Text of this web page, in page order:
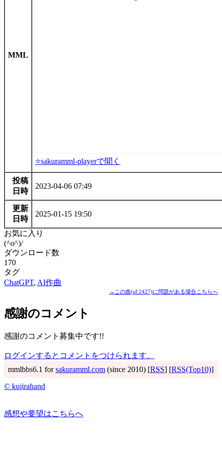
MML
⭐sakuramml-playerで聞く
投稿
日時
2023-04-06 07:49
更新
日時
2025-01-15 19:50
お気に入り
(^o^)/
ダウンロード数
170
タグ
ChatGPT, AI作曲
→この曲(id:2427)に問題がある場合こちらへ
感謝のコメント
感謝のコメント募集中です!!
ログインするとコメントをつけられます。
mmlbbs6.1 forsakuramml.com (since 2010) [RSS] [RSS(Top10)]
© kujirahand
感想や要望はこちらへ